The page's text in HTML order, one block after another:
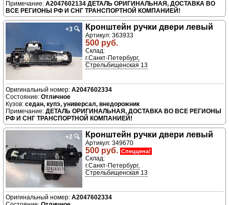
A2047602134 ДЕТАЛЬ ОРИГИНАЛЬНАЯ, ДОСТАВКА ВО
ВСЕ РЕГИОНЫ РФ И СНГ ТРАНСПОРТНОЙ КОМПАНИЕЙ!
+3 🔍 Кронштейн ручки двери левый
Артикул: 363933
500 руб.
Склад:
г.Санкт-Петербург,
Стрельбищенская 13
A2047602334
Отличное
седан, купэ, универсал, внедорожник
ДЕТАЛЬ ОРИГИНАЛЬНАЯ, ДОСТАВКА ВО ВСЕ РЕГИОНЫ
РФ И СНГ ТРАНСПОРТНОЙ КОМПАНИЕЙ!
+2 🔍 Кронштейн ручки двери левый
Артикул: 349670
500 руб. Спеццена!
Склад:
г.Санкт-Петербург,
Стрельбищенская 13
A2047602334